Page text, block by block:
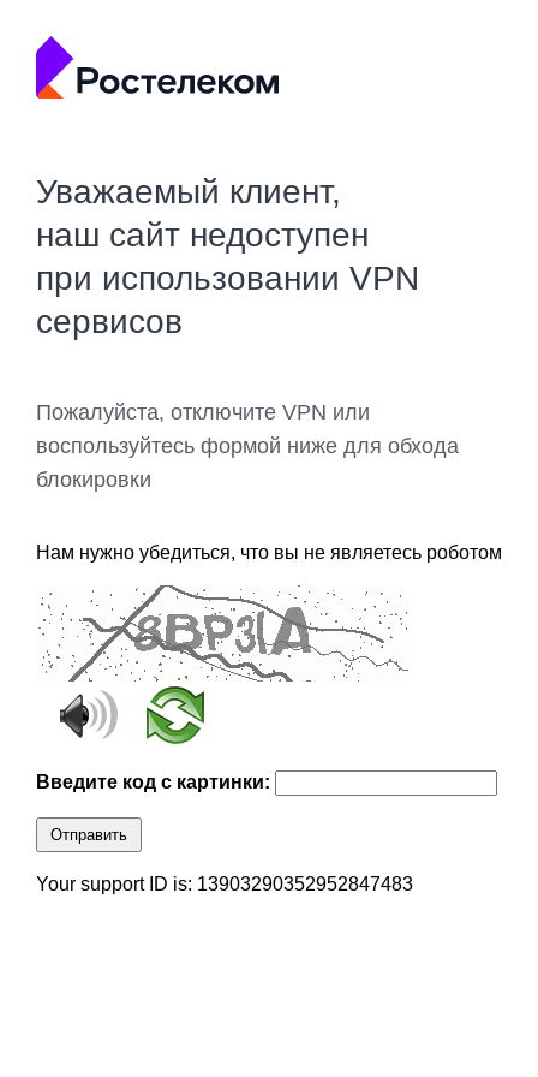
Уважаемый клиент,
наш сайт недоступен
при использовании VPN
сервисов
Пожалуйста, отключите VPN или
воспользуйтесь формой ниже для обхода
блокировки
Нам нужно убедиться, что вы не являетесь роботом
Введите код с картинки:
Отправить
Your support ID is: 13903290352952847483